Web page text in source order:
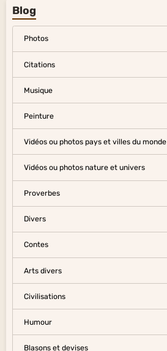
Blog
Photos
Citations
Musique
Peinture
Vidéos ou photos pays et villes du monde
Vidéos ou photos nature et univers
Proverbes
Divers
Contes
Arts divers
Civilisations
Humour
Blasons et devises